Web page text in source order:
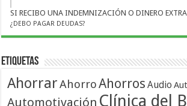
SI RECIBO UNA INDEMNIZACIÓN O DINERO
¿DEBO PAGAR DEUDAS?
Etiquetas
AhorrarAhorroAhorros Audio
Automotivación Clínica del